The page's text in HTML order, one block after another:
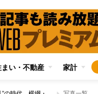
まい・不動産 家計